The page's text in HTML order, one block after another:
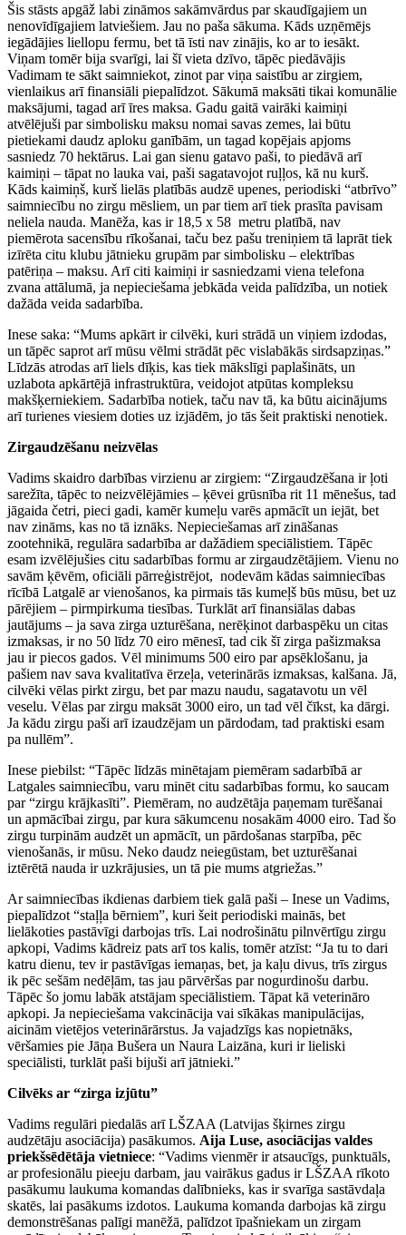
Šis stāsts apgāž labi zināmos sakāmvārdus par skaudīgajiem un
nenovīdīgajiem latviešiem. Jau no paša sākuma. Kāds uzņēmējs
iegādājies liellopu fermu, bet tā īsti nav zinājis, ko ar to iesākt.
Viņam tomēr bija svarīgi, lai šī vieta dzīvo, tāpēc piedāvājis
Vadimam te sākt saimniekot, zinot par viņa saistību ar zirgiem,
vienlaikus arī finansiāli piepalīdzot. Sākumā maksāti tikai komunālie
maksājumi, tagad arī īres maksa. Gadu gaitā vairāki kaimiņi
atvēlējuši par simbolisku maksu nomai savas zemes, lai būtu
pietiekami daudz aploku ganībām, un tagad kopējais apjoms
sasniedz 70 hektārus. Lai gan sienu gatavo paši, to piedāvā arī
kaimiņi – tāpat no lauka vai, paši sagatavojot ruļļos, kā nu kurš.
Kāds kaimiņš, kurš lielās platībās audzē upenes, periodiski “atbrīvo”
saimniecību no zirgu mēsliem, un par tiem arī tiek prasīta pavisam
neliela nauda. Manēža, kas ir 18,5 x 58 metru platībā, nav
piemērota sacensību rīkošanai, taču bez pašu treniņiem tā laprāt tiek
izīrēta citu klubu jātnieku grupām par simbolisku – elektrības
patēriņa – maksu. Arī citi kaimiņi ir sasniedzami viena telefona
zvana attālumā, ja nepieciešama jebkāda veida palīdzība, un notiek
dažāda veida sadarbība.
Inese saka: “Mums apkārt ir cilvēki, kuri strādā un viņiem izdodas,
un tāpēc saprot arī mūsu vēlmi strādāt pēc vislabākās sirdsapziņas.”
Līdzās atrodas arī liels dīķis, kas tiek mākslīgi paplašināts, un
uzlabota apkārtējā infrastruktūra, veidojot atpūtas kompleksu
makšķerniekiem. Sadarbība notiek, taču nav tā, ka būtu aicinājums
arī turienes viesiem doties uz izjādēm, jo tās šeit praktiski nenotiek.
Zirgaudzēšanu neizvēlas
Vadims skaidro darbības virzienu ar zirgiem: “Zirgaudzēšana ir ļoti
sarežīta, tāpēc to neizvēlējāmies – ķēvei grūsnība rit 11 mēnešus, tad
jāgaida četri, pieci gadi, kamēr kumeļu varēs apmācīt un iejāt, bet
nav zināms, kas no tā iznāks. Nepieciešamas arī zināšanas
zootehnikā, regulāra sadarbība ar dažādiem speciālistiem. Tāpēc
esam izvēlējušies citu sadarbības formu ar zirgaudzētājiem. Vienu no
savām ķēvēm, oficiāli pārreģistrējot, nodevām kādas saimniecības
rīcībā Latgalē ar vienošanos, ka pirmais tās kumeļš būs mūsu, bet uz
pārējiem – pirmpirkuma tiesības. Turklāt arī finansiālas dabas
jautājums – ja sava zirga uzturēšana, nerēķinot darbaspēku un citas
izmaksas, ir no 50 līdz 70 eiro mēnesī, tad cik šī zirga pašizmaksa
jau ir piecos gados. Vēl minimums 500 eiro par apsēklošanu, ja
pašiem nav sava kvalitatīva ērzeļa, veterinārās izmaksas, kalšana. Jā,
cilvēki vēlas pirkt zirgu, bet par mazu naudu, sagatavotu un vēl
veselu. Vēlas par zirgu maksāt 3000 eiro, un tad vēl čīkst, ka dārgi.
Ja kādu zirgu paši arī izaudzējam un pārdodam, tad praktiski esam
pa nullēm”.
Inese piebilst: “Tāpēc līdzās minētajam piemēram sadarbībā ar
Latgales saimniecību, varu minēt citu sadarbības formu, ko saucam
par “zirgu krājkasīti”. Piemēram, no audzētāja paņemam turēšanai
un apmācībai zirgu, par kura sākumcenu nosakām 4000 eiro. Tad šo
zirgu turpinām audzēt un apmācīt, un pārdošanas starpība, pēc
vienošanās, ir mūsu. Neko daudz neiegūstam, bet uzturēšanai
iztērētā nauda ir uzkrājusies, un tā pie mums atgriežas.”
Ar saimniecības ikdienas darbiem tiek galā paši – Inese un Vadims,
piepalīdzot “staļļa bērniem”, kuri šeit periodiski mainās, bet
lielākoties pastāvīgi darbojas trīs. Lai nodrošinātu pilnvērtīgu zirgu
apkopi, Vadims kādreiz pats arī tos kalis, tomēr atzīst: “Ja tu to dari
katru dienu, tev ir pastāvīgas iemaņas, bet, ja kaļu divus, trīs zirgus
ik pēc sešām nedēļām, tas jau pārvēršas par nogurdinošu darbu.
Tāpēc šo jomu labāk atstājam speciālistiem. Tāpat kā veterināro
apkopi. Ja nepieciešama vakcinācija vai sīkākas manipulācijas,
aicinām vietējos veterinārārstus. Ja vajadzīgs kas nopietnāks,
vēršamies pie Jāņa Bušera un Naura Laizāna, kuri ir lieliski
speciālisti, turklāt paši bijuši arī jātnieki.”
Cilvēks ar “zirga izjūtu”
Vadims regulāri piedalās arī LŠZAA (Latvijas šķirnes zirgu
audzētāju asociācija) pasākumos. Aija Luse, asociācijas valdes
priekšsēdētāja vietniece: “Vadims vienmēr ir atsaucīgs, punktuāls,
ar profesionālu pieeju darbam, jau vairākus gadus ir LŠZAA rīkoto
pasākumu laukuma komandas dalībnieks, kas ir svarīga sastāvdaļa
skatēs, lai pasākums izdotos. Laukuma komanda darbojas kā zirgu
demonstrēšanas palīgi manēžā, palīdzot īpašniekam un zirgam